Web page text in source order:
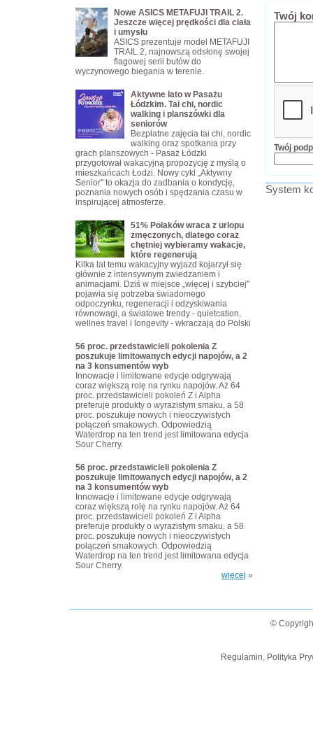
Twój
Twój
System
Nowe ASICS METAFUJI TRAIL 2.
Jeszcze więcej prędkości dla ciała
i umysłu
ASICS prezentuje model METAFUJI
TRAIL 2, najnowszą odsłonę swojej
flagowej serii butów do
wyczynowego biegania w terenie.
Aktywne lato w Pasażu
Łódzkim. Tai chi, nordic
walking i planszówki dla
seniorów
Bezpłatne zajęcia tai chi, nordic
walking oraz spotkania przy
grach planszowych - Pasaż Łódzki
przygotował wakacyjną propozycję z myślą o
mieszkańcach Łodzi. Nowy cykl „Aktywny
Senior" to okazja do zadbania o kondycję,
poznania nowych osób i spędzania czasu w
inspirującej atmosferze.
51% Polaków wraca z urlopu
zmęczonych, dlatego coraz
chętniej wybieramy wakacje,
które regenerują
Kilka lat temu wakacyjny wyjazd kojarzył się
głównie z intensywnym zwiedzaniem i
animacjami. Dziś w miejsce „więcej i szybciej"
pojawia się potrzeba świadomego
odpoczynku, regeneracji i odzyskiwania
równowagi, a światowe trendy - quietcation,
wellnes travel i longevity - wkraczają do Polski
56 proc. przedstawicieli pokolenia Z
poszukuje limitowanych edycji napojów, a 2
na 3 konsumentów wyb
Innowacje i limitowane edycje odgrywają
coraz większą rolę na rynku napojów. Aż 64
proc. przedstawicieli pokoleń Z i Alpha
preferuje produkty o wyrazistym smaku, a 58
proc. poszukuje nowych i nieoczywistych
połączeń smakowych. Odpowiedzią
Waterdrop na ten trend jest limitowana edycja
Sour Cherry.
56 proc. przedstawicieli pokolenia Z
poszukuje limitowanych edycji napojów, a 2
na 3 konsumentów wyb
Innowacje i limitowane edycje odgrywają
coraz większą rolę na rynku napojów. Aż 64
proc. przedstawicieli pokoleń Z i Alpha
preferuje produkty o wyrazistym smaku, a 58
proc. poszukuje nowych i nieoczywistych
połączeń smakowych. Odpowiedzią
Waterdrop na ten trend jest limitowana edycja
Sour Cherry.
więcej »
©
Regulamin, Polityka